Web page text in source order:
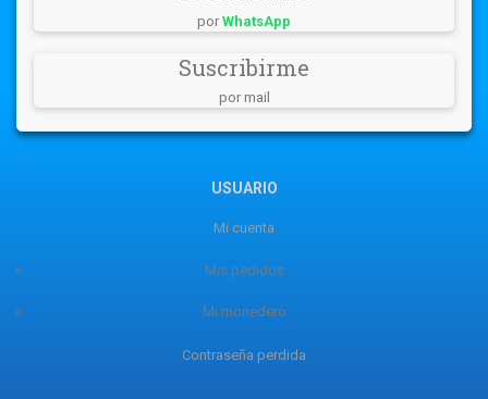
por WhatsApp
Suscribirme
por mail
USUARIO
Mi cuenta
Mis pedidos
Mi monedero
Contraseña perdida